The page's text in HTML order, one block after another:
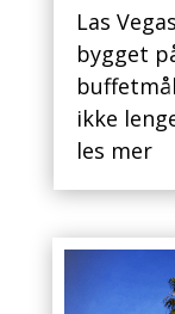
Las
bygget
ikke
les mer